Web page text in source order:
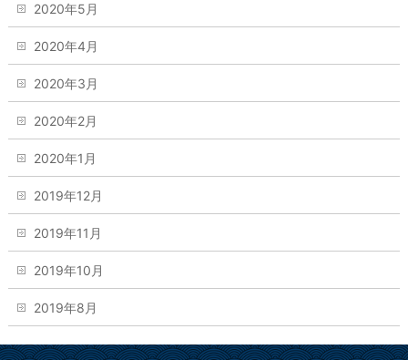
2020年5月
2020年4月
2020年3月
2020年2月
2020年1月
2019年12月
2019年11月
2019年10月
2019年8月